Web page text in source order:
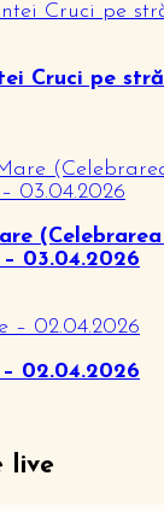
Cruci pe
03.04.2026
02.04.2026
live